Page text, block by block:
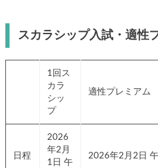
スカラシップ入試・適性
1回ス
カラ
シッ
プ
適性プレミアム
日程
2026
年2月
1日 午
2026年2月2日